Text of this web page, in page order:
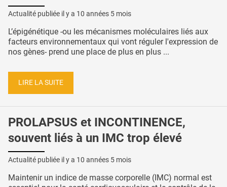
Actualité publiée il y a 10 années 5 mois
L’épigénétique -ou les mécanismes moléculaires liés aux
facteurs environnementaux qui vont réguler l'expression de
nos gènes- prend une place de plus en plus ...
LIRE LA SUITE
PROLAPSUS et INCONTINENCE,
souvent liés à un IMC trop élevé
Actualité publiée il y a 10 années 5 mois
Maintenir un indice de masse corporelle (IMC) normal est